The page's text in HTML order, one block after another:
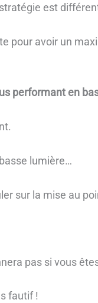
est
pour avoir un
performant en
lumière…
sur la mise au
pas si vous
fautif !